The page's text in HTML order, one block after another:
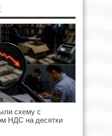
схему с
НДС на десятки